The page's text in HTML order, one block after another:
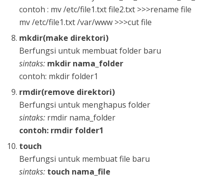
contoh : mv /etc/file1.txt file2.txt >>>rename file
mv /etc/file1.txt /var/www >>>cut file
mkdir(make direktori)
Berfungsi untuk membuat folder baru
sintaks: mkdir nama_folder
contoh: mkdir folder1
rmdir(remove direktori)
Berfungsi untuk menghapus folder
sintaks: rmdir nama_folder
contoh: rmdir folder1
touch
Berfungsi untuk membuat file baru
sintaks: touch nama_file